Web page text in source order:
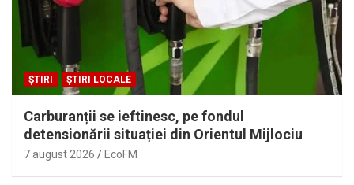
ȘTIRI ȘTIRI LOCALE
Carburanții se ieftinesc, pe fondul
detensionării situației din Orientul Mijlociu
7 august 2026 EcoFM